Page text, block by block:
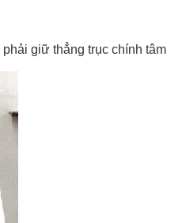
giữ thẳng trục chính tâm